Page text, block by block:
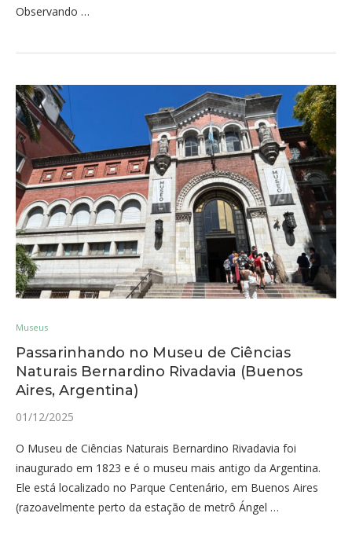
Observando …
Museus
Passarinhando no Museu de Ciências
Naturais Bernardino Rivadavia (Buenos
Aires, Argentina)
01/12/2025
O Museu de Ciências Naturais Bernardino Rivadavia foi
inaugurado em 1823 e é o museu mais antigo da Argentina.
Ele está localizado no Parque Centenário, em Buenos Aires
(razoavelmente perto da estação de metrô Ángel …